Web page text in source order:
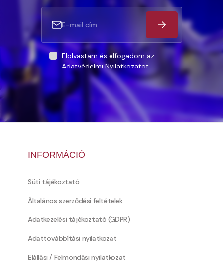
Elolvastam és elfogadom az
Adatvédelmi Nyilatkozatot.
INFORMÁCIÓ
Süti tájékoztató
Általános szerződési feltételek
Adatkezelési tájékoztató (GDPR)
Adattovábbítási nyilatkozat
Elállási / Felmondási nyilatkozat